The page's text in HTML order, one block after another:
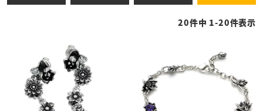
商品タイプ
全ての商品
セール商品
カテゴリ
20件中 1-20件表示